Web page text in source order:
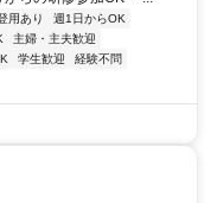
用あり
週1日からOK
主婦・主夫歓迎
学生歓迎
経験不問